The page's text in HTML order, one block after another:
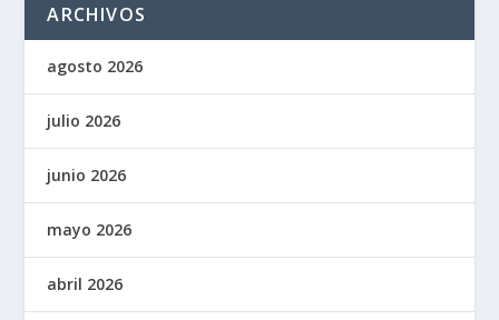
ARCHIVOS
agosto 2026
julio 2026
junio 2026
mayo 2026
abril 2026